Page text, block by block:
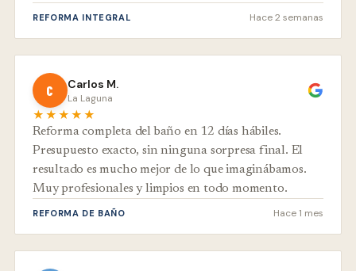
REFORMA INTEGRAL Hace 2 semanas
C Carlos M.
La Laguna
★★★★★
Reforma completa del baño en 12 días hábiles.
Presupuesto exacto, sin ninguna sorpresa final. El
resultado es mucho mejor de lo que imaginábamos.
Muy profesionales y limpios en todo momento.
REFORMA DE BAÑO Hace 1 mes